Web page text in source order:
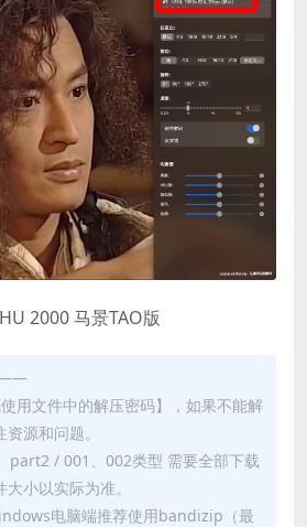
2000 马景TAO版
用文件中的解压密码】，如果不能解
源和问题。
part2 / 001、002类型 需要全部下载
小以实际为准。
电脑端推荐使用bandizip（最